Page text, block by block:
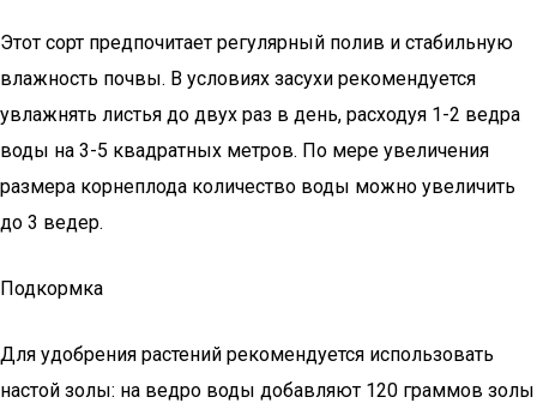
Этот сорт предпочитает регулярный полив и стабильную
влажность почвы. В условиях засухи рекомендуется
увлажнять листья до двух раз в день, расходуя 1-2 ведра
воды на 3-5 квадратных метров. По мере увеличения
размера корнеплода количество воды можно увеличить
до 3 ведер.
Подкормка
Для удобрения растений рекомендуется использовать
настой золы: на ведро воды добавляют 120 граммов золы